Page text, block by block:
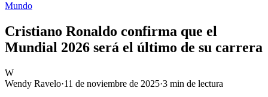
Mundo
Cristiano Ronaldo confirma que el
Mundial 2026 será el último de su carrera
W
Wendy Ravelo·11 de noviembre de 2025·3 min de lectura